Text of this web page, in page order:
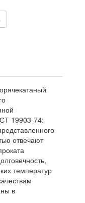
19903-74:
отвечают
температур
в